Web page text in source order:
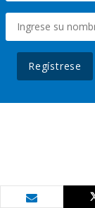
Regístrese